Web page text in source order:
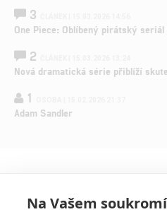
3
One Piece: Oblíbený pirátský
2
Nová dramatická série přiblíží
1
Adam Sandler
Na Vašem